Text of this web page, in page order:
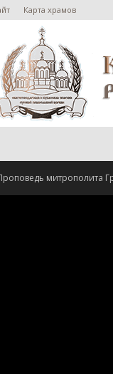
Карта храмов
митрополита